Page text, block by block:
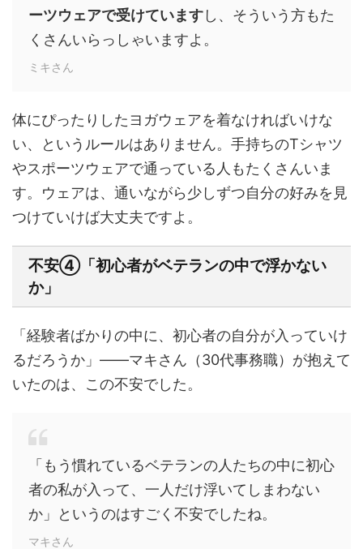
ーツウェアで受けていますし、そういう方もた
くさんいらっしゃいますよ。
ミキさん
体にぴったりしたヨガウェアを着なければいけな
い、というルールはありません。手持ちのTシャツ
やスポーツウェアで通っている人もたくさんいま
す。ウェアは、通いながら少しずつ自分の好みを見
つけていけば大丈夫ですよ。
不安④「初心者がベテランの中で浮かない
か」
「経験者ばかりの中に、初心者の自分が入っていけ
るだろうか」——マキさん（30代事務職）が抱えて
いたのは、この不安でした。
「もう慣れているベテランの人たちの中に初心
者の私が入って、一人だけ浮いてしまわない
か」というのはすごく不安でしたね。
マキさん